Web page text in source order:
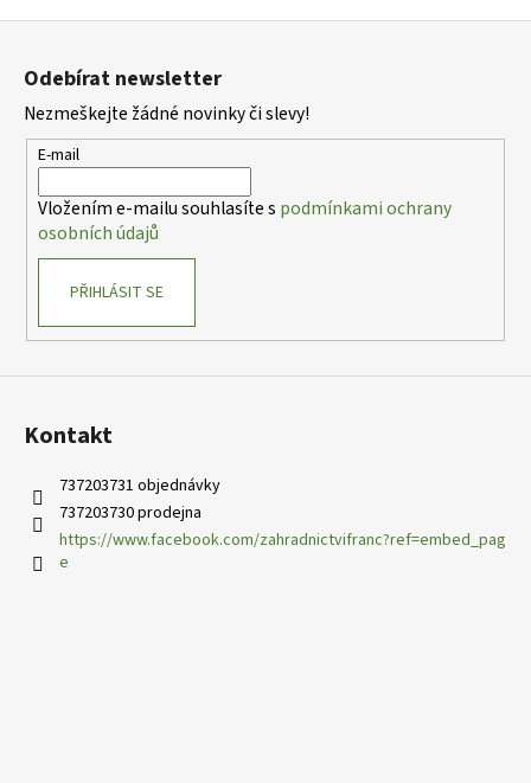
Z
Odebírat newsletter
Nezmeškejte žádné novinky či slevy!
E-mail
Vložením e-mailu souhlasíte s podmínkami ochrany
osobních údajů
PŘIHLÁSIT SE
Kontakt
737203731 objednávky
737203730 prodejna
https://www.facebook.com/zahradnictvifranc?ref=embed_pag
e